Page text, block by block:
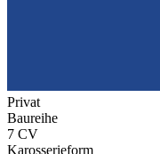
Privat
Baureihe
7 CV
Karosserieform